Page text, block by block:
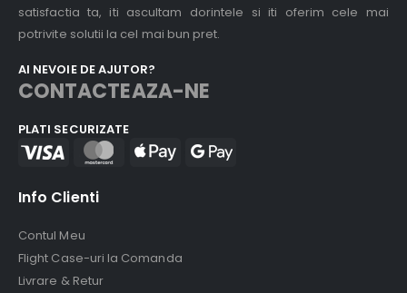
satisfactia ta, iti ascultam dorintele si iti oferim cele mai
potrivite solutii la cel mai bun pret.
AI NEVOIE DE AJUTOR?
CONTACTEAZA-NE
PLATI SECURIZATE
Info Clienti
Contul Meu
Flight Case-uri la Comanda
Livrare & Retur